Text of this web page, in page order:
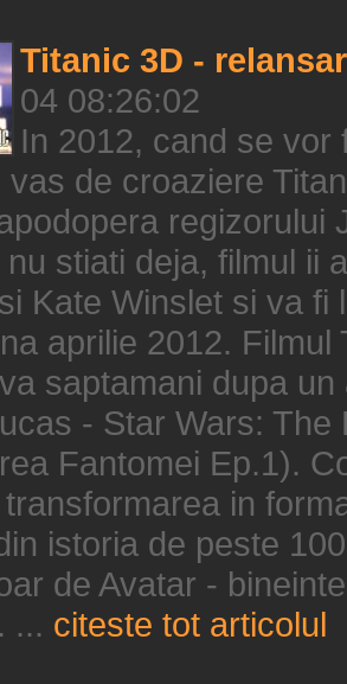
Titanic 3D -
04 08:26:02
In 2012, cand se
vas de croaziere
regizorului
stiati deja, filmul ii
Kate Winslet si va
aprilie 2012.
saptamani dupa
- Star Wars:
Fantomei Ep.1).
in
istoria de peste
de Avatar -
... citeste tot articolul